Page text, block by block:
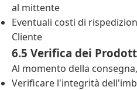
al mittente
Eventuali costi di
Cliente
6.5 Verifica dei
Al momento della
Verificare l'integrità